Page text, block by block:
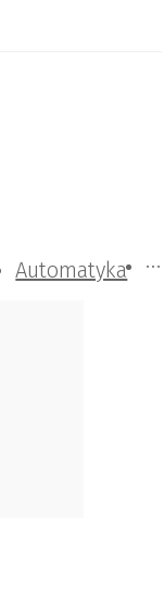
Automatyka